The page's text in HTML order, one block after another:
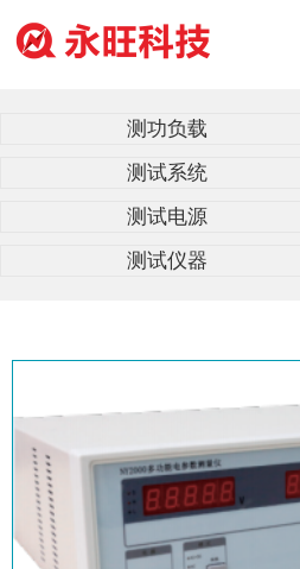
测功负载
测试系统
测试电源
测试仪器